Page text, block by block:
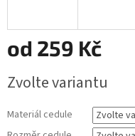
od 259 Kč
cena:
Zvolte variantu
Materiál cedule